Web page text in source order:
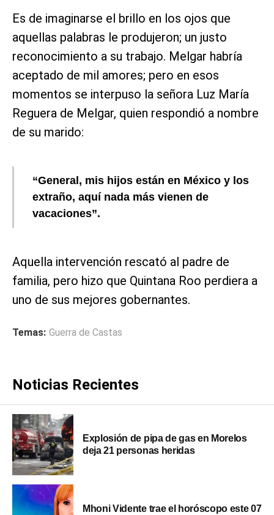
Es de imaginarse el brillo en los ojos que
aquellas palabras le produjeron; un justo
reconocimiento a su trabajo. Melgar habría
aceptado de mil amores; pero en esos
momentos se interpuso la señora Luz María
Reguera de Melgar, quien respondió a nombre
de su marido:
“General, mis hijos están en México y los
extraño, aquí nada más vienen de
vacaciones”.
Aquella intervención rescató al padre de
familia, pero hizo que Quintana Roo perdiera a
uno de sus mejores gobernantes.
Temas: Guerra de Castas
Noticias Recientes
Explosión de pipa de gas en Morelos
deja 21 personas heridas
Mhoni Vidente trae el horóscopo este 07